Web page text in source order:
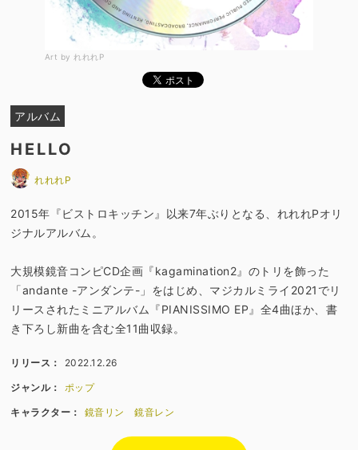
Art by れれれP
アルバム
HELLO
れれれP
2015年『ビストロキッチン』以来7年ぶりとなる、れれれPオリ
ジナルアルバム。
大規模鏡音コンピCD企画『kagamination2』のトリを飾った
「andante -アンダンテ-」をはじめ、マジカルミライ2021でリ
リースされたミニアルバム『PIANISSIMO EP』全4曲ほか、書
き下ろし新曲を含む全11曲収録。
リリース： 2022.12.26
ジャンル： ポップ
キャラクター： 鏡音リン 鏡音レン